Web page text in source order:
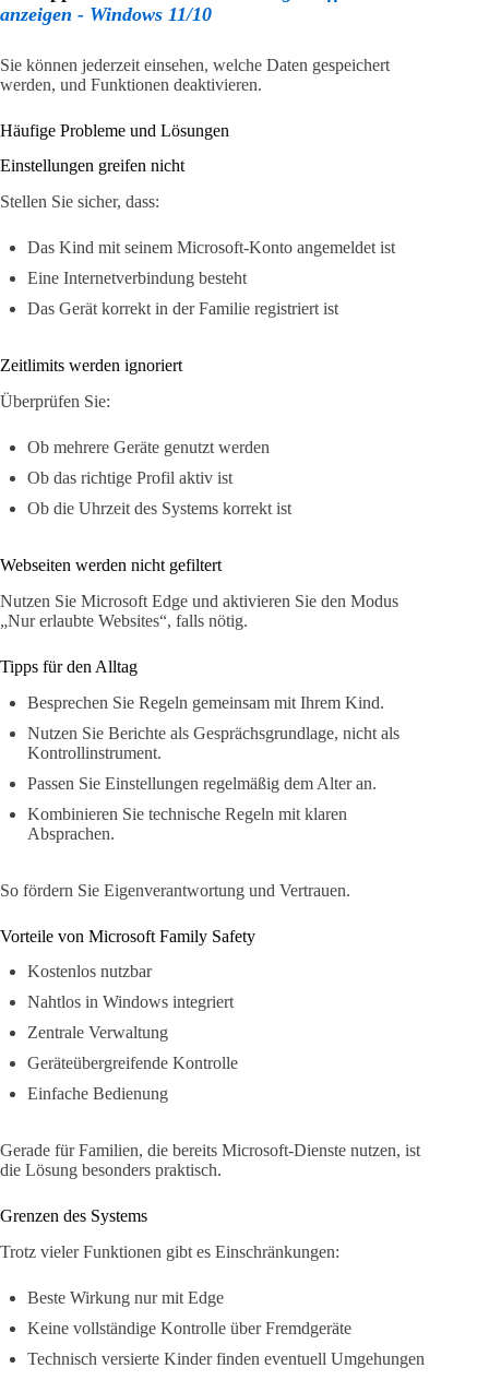
anzeigen - Windows 11/10
Sie können jederzeit einsehen, welche Daten gespeichert
werden, und Funktionen deaktivieren.
Häufige Probleme und Lösungen
Einstellungen greifen nicht
Stellen Sie sicher, dass:
Das Kind mit seinem Microsoft-Konto angemeldet ist
Eine Internetverbindung besteht
Das Gerät korrekt in der Familie registriert ist
Zeitlimits werden ignoriert
Überprüfen Sie:
Ob mehrere Geräte genutzt werden
Ob das richtige Profil aktiv ist
Ob die Uhrzeit des Systems korrekt ist
Webseiten werden nicht gefiltert
Nutzen Sie Microsoft Edge und aktivieren Sie den Modus
„Nur erlaubte Websites“, falls nötig.
Tipps für den Alltag
Besprechen Sie Regeln gemeinsam mit Ihrem Kind.
Nutzen Sie Berichte als Gesprächsgrundlage, nicht als
Kontrollinstrument.
Passen Sie Einstellungen regelmäßig dem Alter an.
Kombinieren Sie technische Regeln mit klaren
Absprachen.
So fördern Sie Eigenverantwortung und Vertrauen.
Vorteile von Microsoft Family Safety
Kostenlos nutzbar
Nahtlos in Windows integriert
Zentrale Verwaltung
Geräteübergreifende Kontrolle
Einfache Bedienung
Gerade für Familien, die bereits Microsoft-Dienste nutzen, ist
die Lösung besonders praktisch.
Grenzen des Systems
Trotz vieler Funktionen gibt es Einschränkungen:
Beste Wirkung nur mit Edge
Keine vollständige Kontrolle über Fremdgeräte
Technisch versierte Kinder finden eventuell Umgehungen